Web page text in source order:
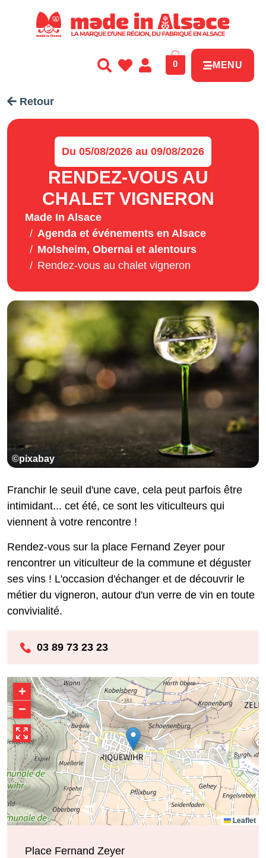
0 MENU
Retour
Du 05/08/2026 au 09/08/2026
RENDEZ-VOUS AU
CHALET VIGNERON
Made In Alsace
Agenda et événements en Alsace
Molsheim, Obernai et alentours
Rendez-vous au chalet vigneron
©pixabay
Franchir le seuil d'une cave, cela peut parfois être
intimidant... cet été, ce sont les viticulteurs qui
viennent à votre rencontre !
Rendez-vous sur la place Fernand Zeyer pour
rencontrer un viticulteur de la commune et déguster
ses vins ! L'occasion d'échanger et de découvrir le
métier du vigneron, autour d'un verre de vin en toute
convivialité.
03 89 73 23 23
+
−
Leaflet
Place Fernand Zeyer